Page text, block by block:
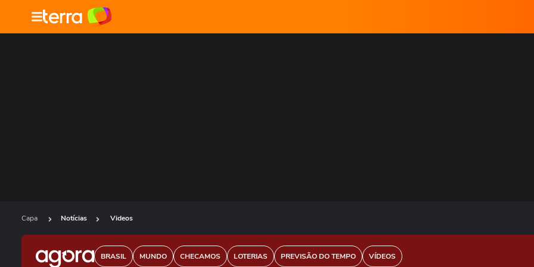
Capa Notícias Videos
BRASIL MUNDO CHECAMOS LOTERIAS PREVISÃO DO TEMPO VÍDEOS